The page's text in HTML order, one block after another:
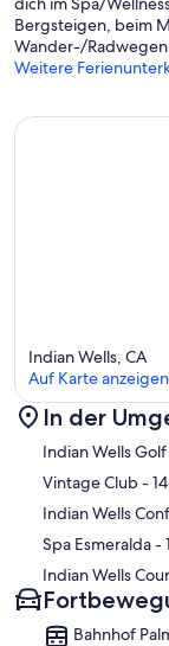
Bergsteigen, beim
Wander-/
Weitere
Indian Wells, CA
Auf Karte anzeigen
In der
Indian Wells
Vintage Club-
Indian Wells
Spa Esmeralda-
Indian Wells
Bahnhof